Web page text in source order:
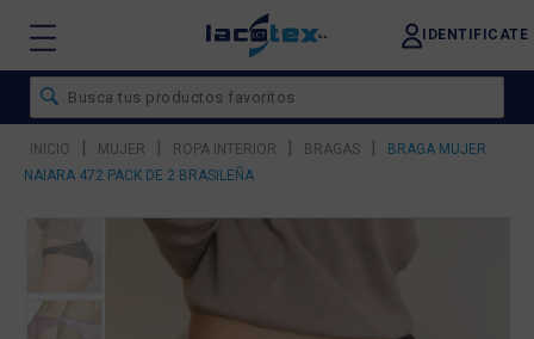
IDENTIFICATE
INICIO | MUJER | ROPA INTERIOR | BRAGAS |
BRAGA MUJER
NAIARA 472 PACK DE 2 BRASILEÑA